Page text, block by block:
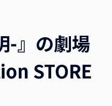
-』の劇場
STORE